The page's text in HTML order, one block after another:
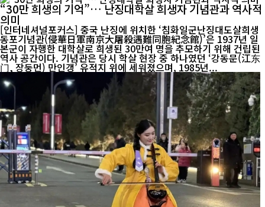
“30만 희생의 기억”… 난징대학살 희생자 기념관과 역사적
의미
[인터네셔널포커스] 중국 난징에 위치한 ‘침화일군난징대도살희생
동포기념관(侵華日軍南京大屠殺遇難同胞紀念館)’은 1937년 일
본군이 자행한 대학살로 희생된 30만여 명을 추모하기 위해 건립된
역사 공간이다. 기념관은 당시 학살 현장 중 하나였던 ‘강동문(江东
门, 장둥먼) 만인갱’ 유적지 위에 세워졌으며, 1985년...